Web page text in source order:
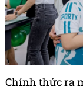
Chính thức ra